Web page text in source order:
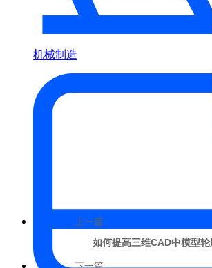
机械制造
上一篇
如何提高三维CAD中模型轮
下一篇